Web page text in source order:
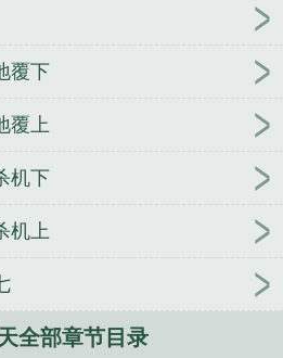
宿命有什
宿命怎么解释啊
宿命玄天 羲
定 宿命怎么样
宿命是什么意
意思
宿命玄
?
宿命是什么
化诸天
超级学霸：从低调控
：起床了，隐者
玄幻：开局
道从密武世界开始
覆下
覆上
机下
机上
全部章节目录